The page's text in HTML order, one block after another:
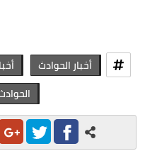
أخبار الحوادث